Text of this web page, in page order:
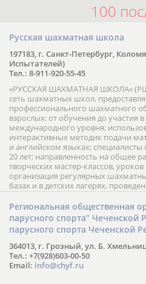
100
Русская шахматная школа
197183, г. Санкт-Петербург,
Испытателей)
Тел.: 8-911-920-55-45
«РУССКАЯ ШАХМАТНАЯ ШКОЛА»
сеть шахматных школ,
профессионального шахматного
взрослых: от обучения до участия
международного уровня;
интерактивных методик подачи
и английском языках;
20 лет; направленность на общее
творческих мастер-классов,
организация регулярных
базах и в детских лагерях,
шахматистами; корпоративное
форме вебинаров и
российских и международных
онлайн трансляция мероприятий и
Региональная общественная
парусного спорта” Чеченской
парусного спорта Чеченской
364013, г. Грозный, ул. Б.
Тел.: +7(928)603-00-50
Email: info@chyf.ru